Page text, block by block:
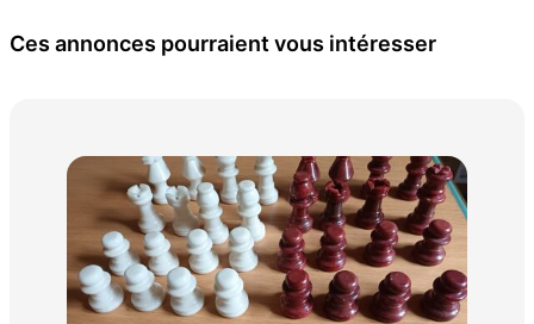
Ces annonces pourraient vous intéresser